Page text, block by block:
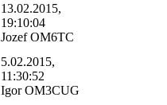
13.02.2015,
19:10:04
Jozef OM6TC
5.02.2015,
11:30:52
Igor OM3CUG